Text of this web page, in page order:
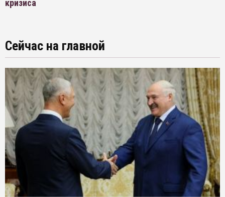
кризиса
Сейчас на главной